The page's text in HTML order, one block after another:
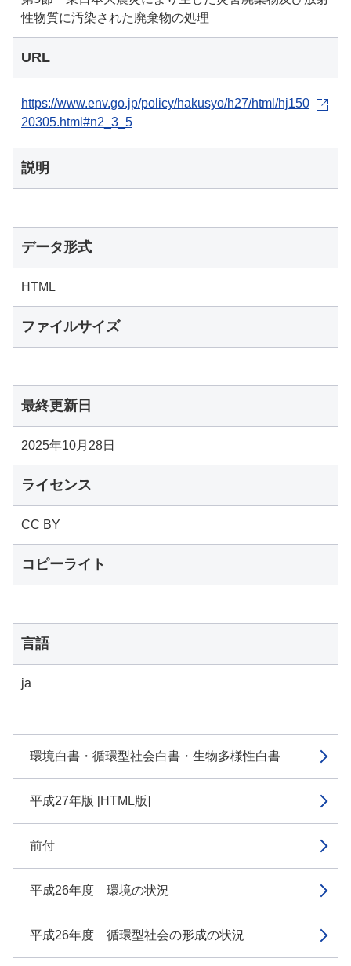
環境白書・循環型社会白書・生物多様性白書
平成27年版 [HTML版]
前付
平成26年度 環境の状況
平成26年度 循環型社会の形成の状況
性物質に汚染された廃棄物の処理
URL
https://www.env.go.jp/policy/hakusyo/h27/html/hj150
20305.html#n2_3_5
説明
データ形式
HTML
ファイルサイズ
最終更新日
2025年10月28日
ライセンス
CC BY
コピーライト
言語
ja